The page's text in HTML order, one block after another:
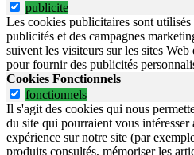
publicite
Les cookies publicitaires sont
publicités et des campagnes
suivent les visiteurs sur les sites
pour fournir des publicités
Cookies Fonctionnels
fonctionnels
Il s'agit des cookies qui nous
du site qui pourraient vous
expérience sur notre site (par
produits consultés, mémoriser les